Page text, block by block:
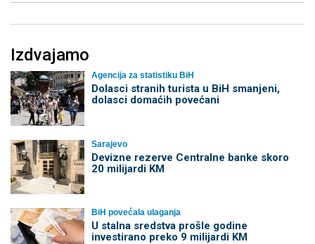
Izdvajamo
Agencija za statistiku BiH
Dolasci stranih turista u BiH smanjeni,
dolasci domaćih povećani
Sarajevo
Devizne rezerve Centralne banke skoro
20 milijardi KM
BiH povećala ulaganja
U stalna sredstva prošle godine
investirano preko 9 milijardi KM